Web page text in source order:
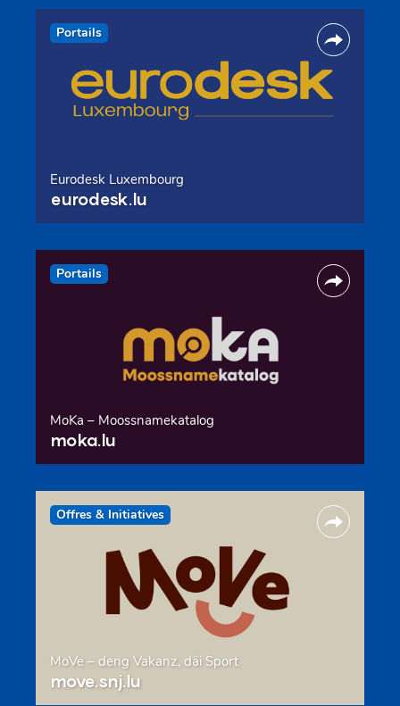
Portails
Eurodesk Luxembourg
eurodesk.lu
Portails
MoKa – Moossnamekatalog
moka.lu
Offres & Initiatives
MoVe – deng Vakanz, däi Sport
move.snj.lu